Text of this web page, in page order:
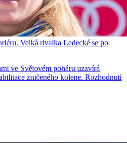
Velká rivalka Ledecké se po
ve Světovém poháru uzavírá
zničeného kolene. Rozhodnutí